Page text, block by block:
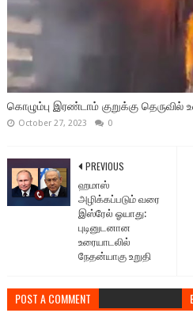
கொழும்பு இரண்டாம் குறுக்கு
October 27, 2023 0
PREVIOUS
ஹமாஸ்
அழிக்கப்படும் வரை
இஸ்ரேல் ஓயாது:
புடினுடனான
உரையாடலில்
நேதன்யாகு உறுதி
POST A COMMENT